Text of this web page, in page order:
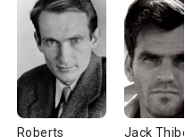
Roberts
Jack